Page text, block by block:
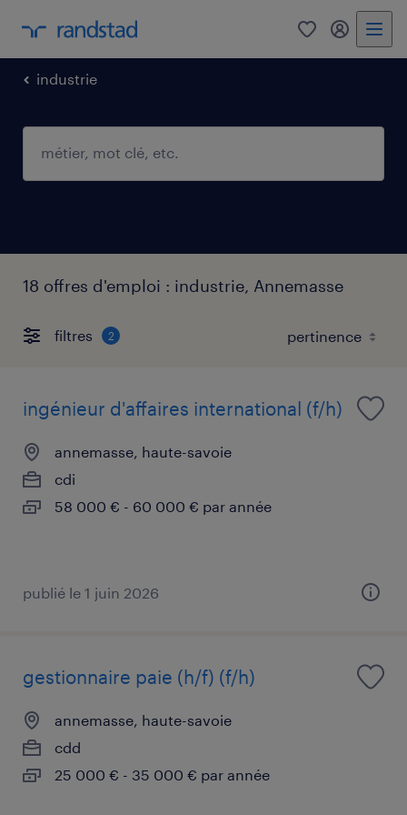
0 mon
industrie
18 offres d'emploi : industrie, Annemasse
filtres 2
ingénieur d'affaires international (f/h)
annemasse, haute-savoie
cdi
58 000 € - 60 000 € par année
publié le 1 juin 2026
gestionnaire paie (h/f) (f/h)
annemasse, haute-savoie
cdd
25 000 € - 35 000 € par année